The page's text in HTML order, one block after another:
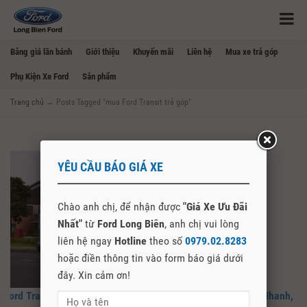
Bảng giá lăn bánh Giới thiệu Khuyến mãi Liên hệ Mua xe trả góp
Phụ Kiện Xe Ford Sản phẩm
Trang chủ → Posts Tagged "mua Ford Transit trả góp"
Ford Transit Trả Góp 2026 – Thủ Tục Đơn Giản, Duyệt Vay Nhanh,
YÊU CẦU BÁO GIÁ XE
Chào anh chị, để nhận được "Giá Xe Ưu Đãi
Nhất" từ Ford Long Biên, anh chị vui lòng
liên hệ ngay Hotline theo số 0979.02.8283
hoặc điền thông tin vào form báo giá dưới
đây. Xin cảm ơn!